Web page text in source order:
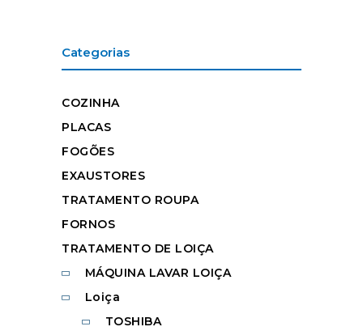
Categorias
COZINHA
PLACAS
FOGÕES
EXAUSTORES
TRATAMENTO ROUPA
FORNOS
TRATAMENTO DE LOIÇA
MÁQUINA LAVAR LOIÇA
Loiça
TOSHIBA